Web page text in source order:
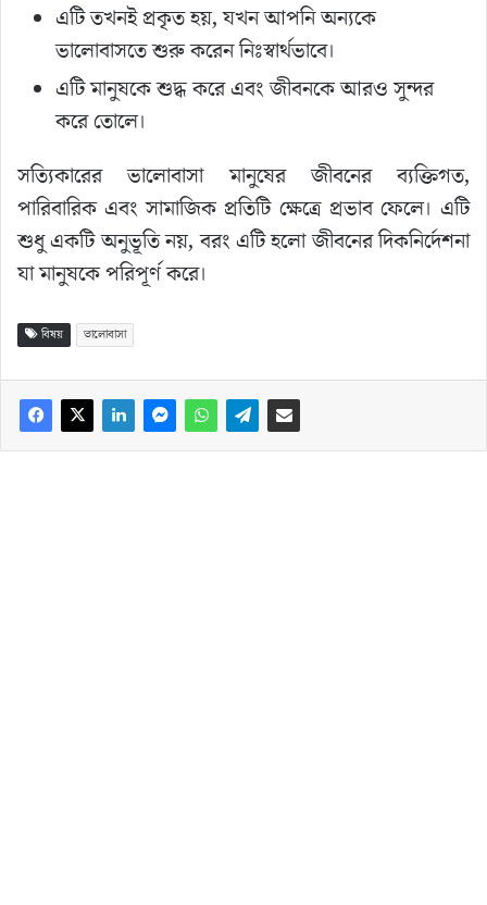
এটি তখনই প্রকৃত হয়, যখন আপনি অন্যকে
ভালোবাসতে শুরু করেন নিঃস্বার্থভাবে।
এটি মানুষকে শুদ্ধ করে এবং জীবনকে আরও সুন্দর
করে তোলে।
সত্যিকারের ভালোবাসা মানুষের জীবনের ব্যক্তিগত,
পারিবারিক এবং সামাজিক প্রতিটি ক্ষেত্রে প্রভাব ফেলে। এটি
শুধু একটি অনুভূতি নয়, বরং এটি হলো জীবনের দিকনির্দেশনা
যা মানুষকে পরিপূর্ণ করে।
বিষয় ভালোবাসা